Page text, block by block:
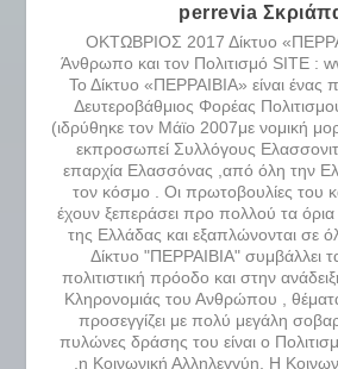
perrevia
ΟΚΤΩΒΡΙΟΣ 2017 Δίκτυο
Άνθρωπο και τον Πολιτισμό SITE :
Το Δίκτυο «ΠΕΡΡΑΙΒΙΑ» είναι ένας
Δευτεροβάθμιος Φορέας
(ιδρύθηκε τον Μάϊο 2007με νομική
εκπροσωπεί Συλλόγους
επαρχία Ελασσόνας ,από όλη την
τον κόσμο . Οι πρωτοβουλίες του
έχουν ξεπεράσει προ πολλού τα
της Ελλάδας και εξαπλώνονται σε
Δίκτυο "ΠΕΡΡΑΙΒΙΑ" συμβάλλει
πολιτιστική πρόοδο και στην
Κληρονομιάς του Ανθρώπου ,
προσεγγίζει με πολύ μεγάλη
πυλώνες δράσης του είναι ο
,η Κοινωνική Αλληλεγγύη, Η